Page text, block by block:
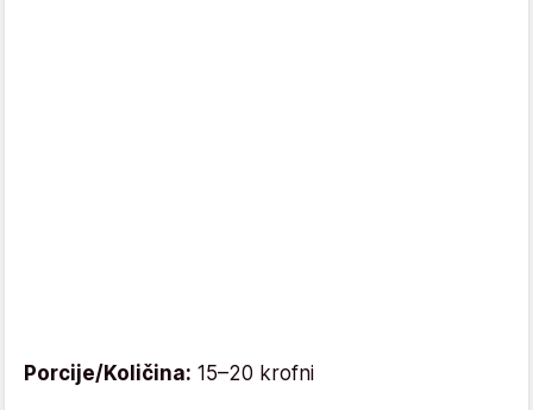
Porcije/Količina: 15–20 krofni